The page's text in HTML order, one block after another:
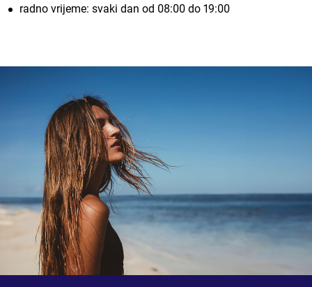
radno vrijeme: svaki dan od 08:00 do 19:00